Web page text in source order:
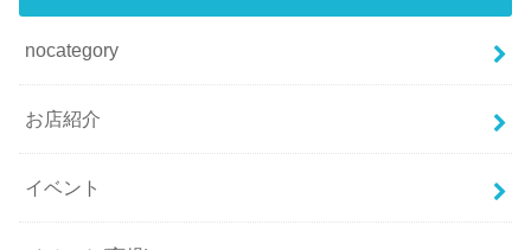
nocategory
お店紹介
イベント